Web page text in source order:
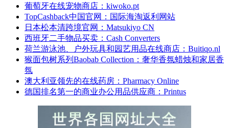
葡萄牙在线宠物商店：kiwoko.pt
TopCashback中国官网：国际海淘返利网站
日本松本清跨境官网：Matsukiyo CN
西班牙二手物品买卖：Cash Converters
荷兰游泳池、户外玩具和园艺用品在线商店：Buitiqo.nl
猴面包树系列Baobab Collection：奢华香氛蜡烛和家居香
氛
澳大利亚领先的在线药房：Pharmacy Online
德国排名第一的商业办公用品供应商：Printus